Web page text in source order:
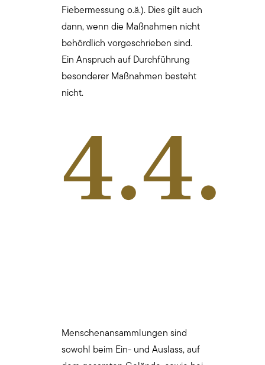
Fiebermessung o.ä.). Dies gilt auch
dann, wenn die Maßnahmen nicht
behördlich vorgeschrieben sind.
Ein Anspruch auf Durchführung
besonderer Maßnahmen besteht
nicht.
4.4.
Menschenansammlungen sind
sowohl beim Ein- und Auslass, auf